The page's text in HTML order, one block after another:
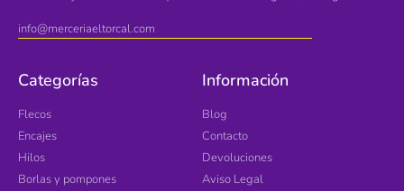
info@merceriaeltorcal.com
Categorías
Flecos
Encajes
Hilos
Borlas y pompones
Información
Blog
Contacto
Devoluciones
Aviso Legal